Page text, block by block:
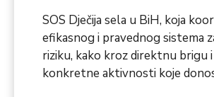
SOS Dječija sela u BiH, koja
efikasnog i pravednog sistema
riziku, kako kroz direktnu brigu
konkretne aktivnosti koje